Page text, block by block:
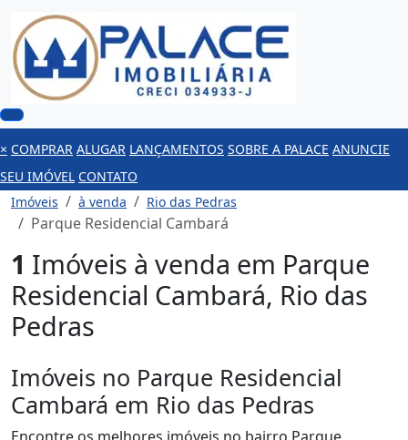
× COMPRAR ALUGAR LANÇAMENTOS SOBRE A PALACE ANUNCIE
SEU IMÓVEL CONTATO
Imóveis
à venda Rio das Pedras
Parque Residencial Cambará
1 Imóveis à venda em Parque
Residencial Cambará, Rio das
Pedras
Imóveis no Parque Residencial
Cambará em Rio das Pedras